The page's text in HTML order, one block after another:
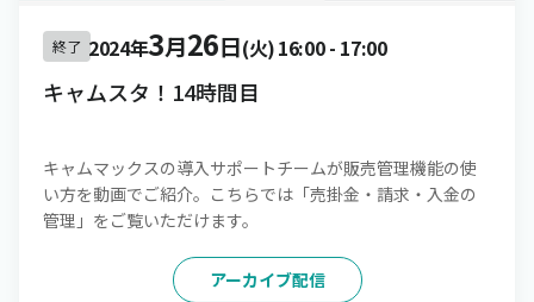
終了 2024年3月26日(火)16:00- 17:00
キャムスタ！14時間目
キャムマックスの導入サポートチームが販売管理機能の使
い方を動画でご紹介。こちらでは「売掛金・請求・入金の
管理」をご覧いただけます。
アーカイブ配信